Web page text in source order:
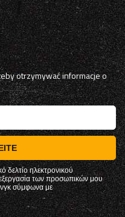
otrzymywać informacje o
δελτίο ηλεκτρονικού
των προσωπικών μου
σύμφωνα με